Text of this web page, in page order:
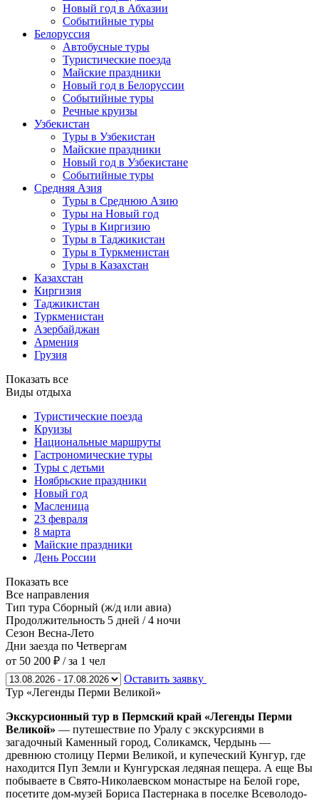
Новый год в Абхазии
Событийные туры
Белоруссия
Автобусные туры
Туристические поезда
Майские праздники
Новый год в Белоруссии
Событийные туры
Речные круизы
Узбекистан
Туры в Узбекистан
Майские праздники
Новый год в Узбекистане
Событийные туры
Средняя Азия
Туры в Среднюю Азию
Туры на Новый год
Туры в Киргизию
Туры в Таджикистан
Туры в Туркменистан
Туры в Казахстан
Казахстан
Киргизия
Таджикистан
Туркменистан
Азербайджан
Армения
Грузия
Показать все
Виды отдыха
Туристические поезда
Круизы
Национальные маршруты
Гастрономические туры
Туры с детьми
Ноябрьские праздники
Новый год
Масленица
23 февраля
8 марта
Майские праздники
День России
Показать все
Все направления
Тип тура Сборный (ж/д или авиа)
Продолжительность 5 дней / 4 ночи
Сезон Весна-Лето
Дни заезда по Четвергам
от 50 200 ₽ / за 1 чел
Оставить заявку
Тур «Легенды Перми Великой»
Экскурсионный тур в Пермский край «Легенды Перми
Великой» — путешествие по Уралу с экскурсиями в
загадочный Каменный город, Соликамск, Чердынь —
древнюю столицу Перми Великой, и купеческий Кунгур, где
находится Пуп Земли и Кунгурская ледяная пещера. А еще Вы
побываете в Свято-Николаевском монастыре на Белой горе,
посетите дом-музей Бориса Пастернака в поселке Всеволодо-